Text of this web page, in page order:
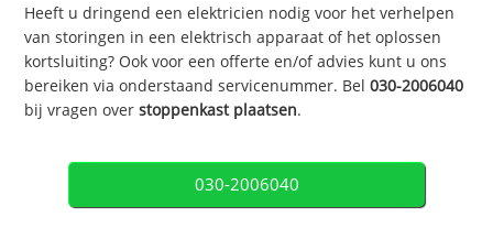
Heeft u dringend een elektricien nodig voor het verhelpen
van storingen in een elektrisch apparaat of het oplossen
kortsluiting? Ook voor een offerte en/of advies kunt u ons
bereiken via onderstaand servicenummer. Bel030-2006040
bij vragen overstoppenkast plaatsen.
030-2006040